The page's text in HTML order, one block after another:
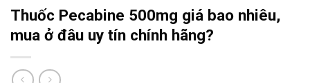
Thuốc Pecabine 500mg giá bao nhiêu,
mua ở đâu uy tín chính hãng?